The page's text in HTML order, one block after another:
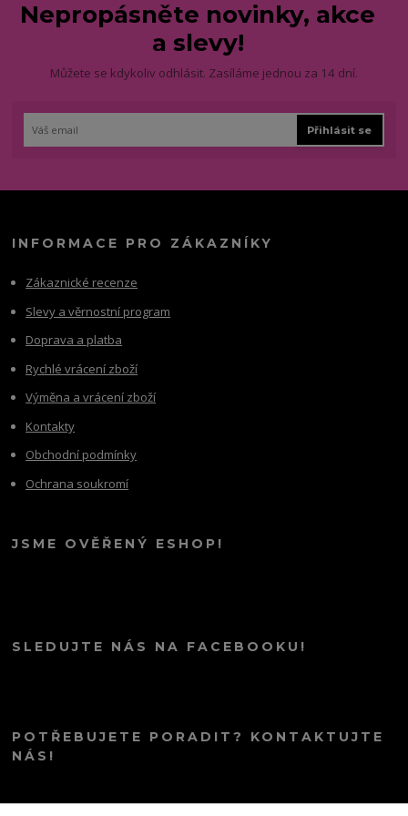
Nepropásněte novinky, akce
a slevy!
Můžete se kdykoliv odhlásit. Zasíláme jednou za 14 dní.
Přihlásit se
INFORMACE PRO ZÁKAZNÍKY
Zákaznické recenze
Slevy a věrnostní program
Doprava a platba
Rychlé vrácení zboží
Výměna a vrácení zboží
Kontakty
Obchodní podmínky
Ochrana soukromí
JSME OVĚŘENÝ ESHOP!
SLEDUJTE NÁS NA FACEBOOKU!
POTŘEBUJETE PORADIT? KONTAKTUJTE
NÁS!